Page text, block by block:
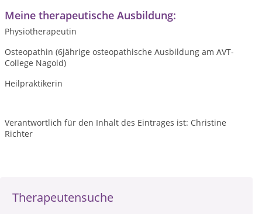
Therapeutensuche
Meine therapeutische Ausbildung:
Physiotherapeutin
Osteopathin (6jährige osteopathische Ausbildung am AVT-
College Nagold)
Heilpraktikerin
Verantwortlich für den Inhalt des Eintrages ist: Christine
Richter